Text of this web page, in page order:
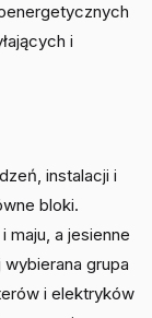
i
instalacji i
bloki.
maju, a jesienne
grupa
i elektryków